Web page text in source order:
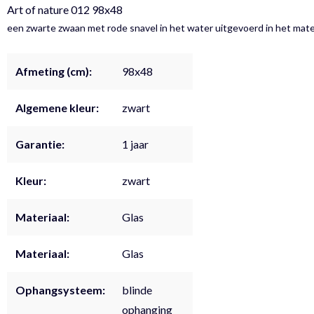
Art of nature 012 98x48
een zwarte zwaan met rode snavel in het water uitgevoerd in het
Afmeting (cm): 98x48
Algemene kleur: zwart
Garantie: 1 jaar
Kleur: zwart
Materiaal: Glas
Materiaal: Glas
Ophangsysteem:
blinde
ophanging